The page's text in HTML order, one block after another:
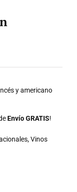
y americano
Envío GRATIS!
,Vinos